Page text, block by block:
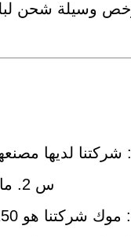
س 2. ما هو موك لطلب واحد لشركتك؟